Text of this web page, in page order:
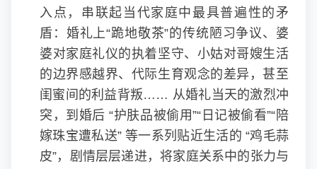
入点，串联起当代家庭中最具普遍性的矛
盾：婚礼上“跪地敬茶”的传统陋习争议、婆
婆对家庭礼仪的执着坚守、小姑对哥嫂生活
的边界感越界、代际生育观念的差异，甚至
闺蜜间的利益背叛…… 从婚礼当天的激烈冲
突，到婚后 “护肤品被偷用”“日记被偷看”“陪
嫁珠宝遭私送” 等一系列贴近生活的 “鸡毛蒜
皮”，剧情层层递进，将家庭关系中的张力与